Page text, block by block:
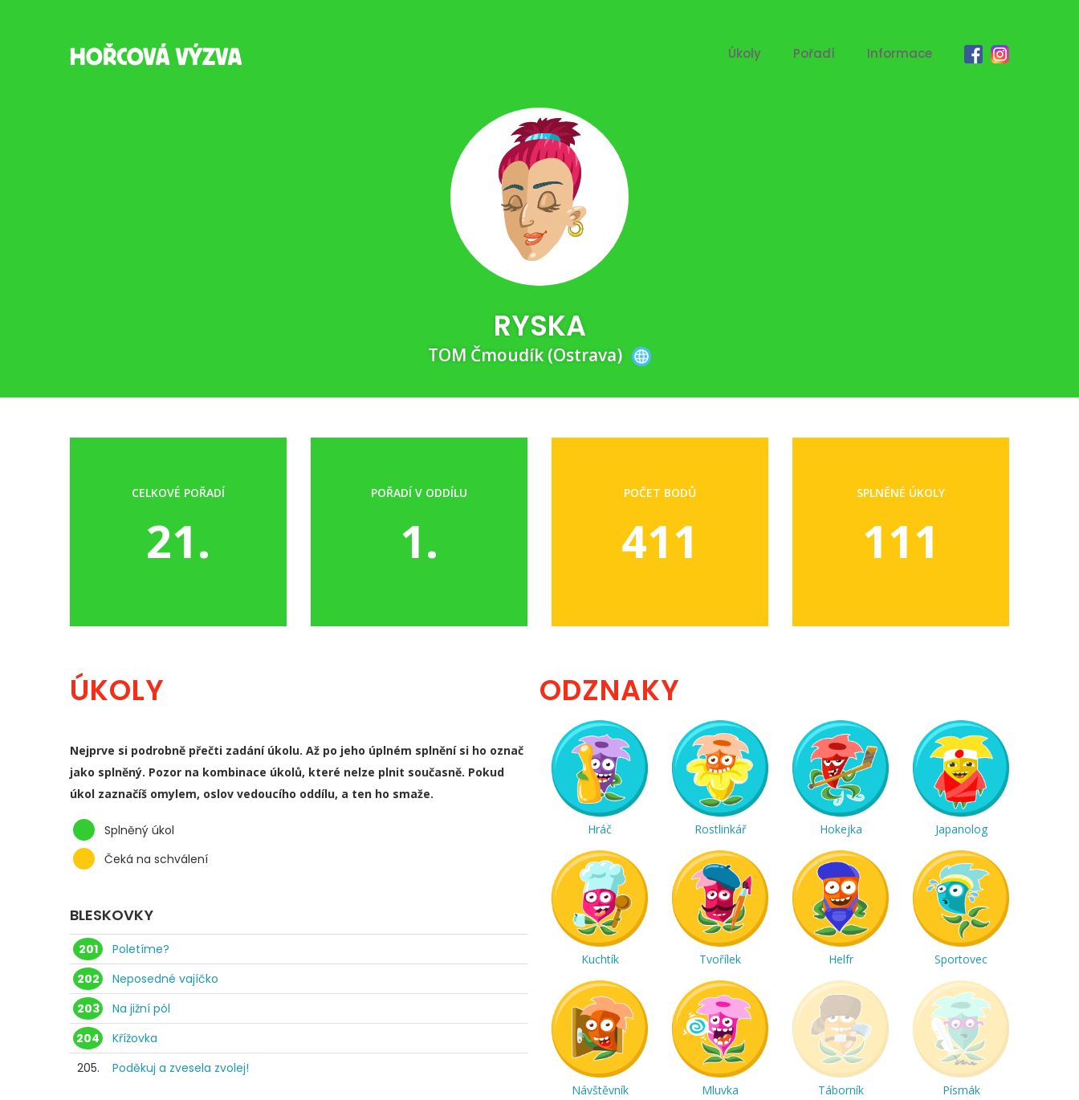
Úkoly Pořadí Informace
RYSKA
TOM Čmoudík (Ostrava)
CELKOVÉ POŘADÍ
21.
POŘADÍ V ODDÍLU
1.
POČET BODŮ
411
SPLNĚNÉ ÚKOLY
111
ÚKOLY
Nejprve si podrobně přečti zadání úkolu. Až po jeho úplném splnění si ho označ
jako splněný. Pozor na kombinace úkolů, které nelze plnit současně. Pokud
úkol zaznačíš omylem, oslov vedoucího oddílu, a ten ho smaže.
Splněný úkol
Čeká na schválení
BLESKOVKY
201
Poletíme?
202
Neposedné vajíčko
203
Na jižní pól
204
Křížovka
205.
Poděkuj a zvesela zvolej!
ODZNAKY
Hráč Rostlinkář Hokejka Japanolog
Kuchtík Tvořílek Helfr Sportovec
Návštěvník Mluvka Táborník Písmák